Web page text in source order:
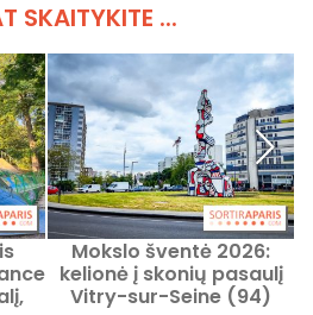
SKAITYKITE ...
Mokslo šventė 2026:
kelionė į skonių pasaulį
Vitry-sur-Seine (94)